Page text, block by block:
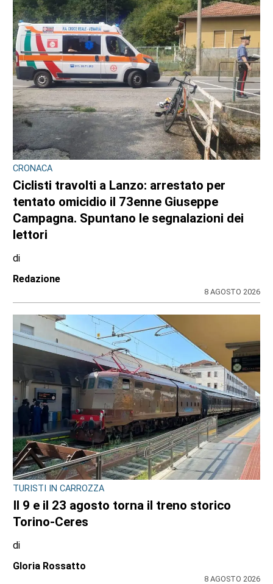
CRONACA
Ciclisti travolti a Lanzo: arrestato per
tentato omicidio il 73enne Giuseppe
Campagna. Spuntano le segnalazioni dei
lettori
di
Redazione
8 AGOSTO 2026
TURISTI IN CARROZZA
Il 9 e il 23 agosto torna il treno storico
Torino-Ceres
di
Gloria Rossatto
8 AGOSTO 2026